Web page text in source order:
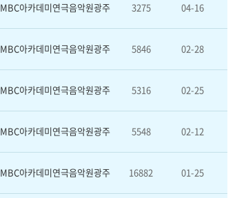
MBC아카데미연극음악원광주 3275 04-16
MBC아카데미연극음악원광주 5846 02-28
MBC아카데미연극음악원광주 5316 02-25
MBC아카데미연극음악원광주 5548 02-12
MBC아카데미연극음악원광주 16882 01-25